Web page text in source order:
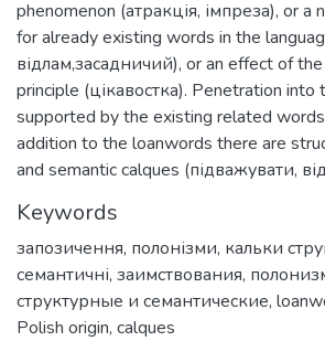
phenomenon (атракція, імпреза), or a
for already existing words in the
відлам,засадничий), or an effect of
principle (цікавостка). Penetration into
supported by the existing related
addition to the loanwords there are
and semantic calques (підважувати,
Keywords
запозичення, полонізми, кальки
семантичні, заимствования,
структурные и семантические,
Polish origin, calques